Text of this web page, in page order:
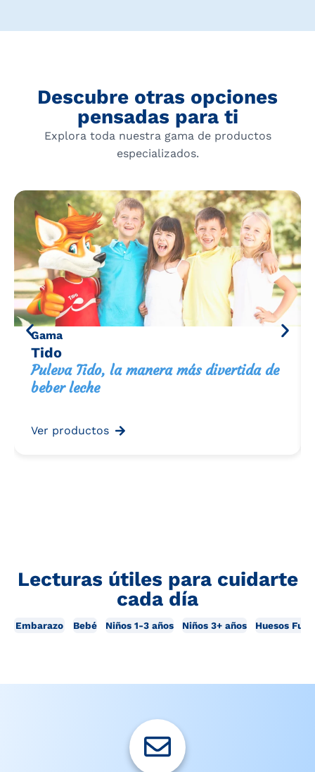
Descubre otras opciones
pensadas para ti
Explora toda nuestra gama de productos
especializados.
Gama
Tido
Puleva Tido, la manera más divertida de
beber leche
Ver productos
Lecturas útiles para cuidarte
cada día
Embarazo Bebé Niños 1-3 años Niños 3+ años Huesos